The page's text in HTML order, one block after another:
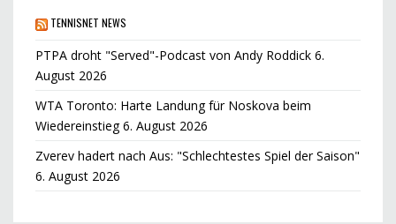
TENNISNET NEWS
PTPA droht "Served"-Podcast von Andy Roddick 6.
August 2026
WTA Toronto: Harte Landung für Noskova beim
Wiedereinstieg 6. August 2026
Zverev hadert nach Aus: "Schlechtestes Spiel der Saison"
6. August 2026